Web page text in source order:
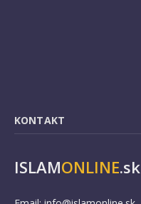
KONTAKT
ISLAMONLINE.sk